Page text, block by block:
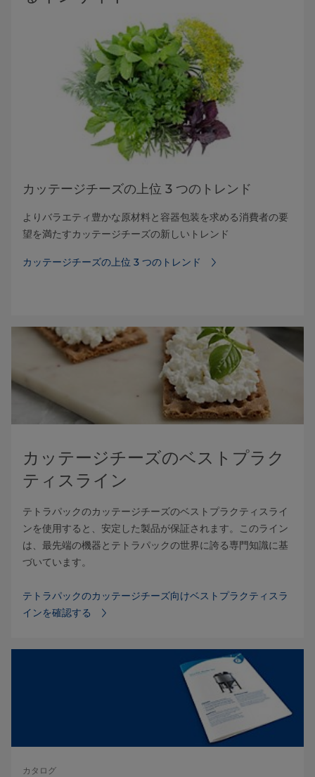
カッテージチーズの上位 3 つのトレンド
よりバラエティ豊かな原材料と容器包装を求める消費者の要
望を満たすカッテージチーズの新しいトレンド
カッテージチーズの上位 3 つのトレンド
カッテージチーズのベストプラク
ティスライン
テトラパックのカッテージチーズのベストプラクティスライ
ンを使用すると、安定した製品が保証されます。このライン
は、最先端の機器とテトラパックの世界に誇る専門知識に基
づいています。
テトラパックのカッテージチーズ向けベストプラクティスラ
インを確認する
カタログ